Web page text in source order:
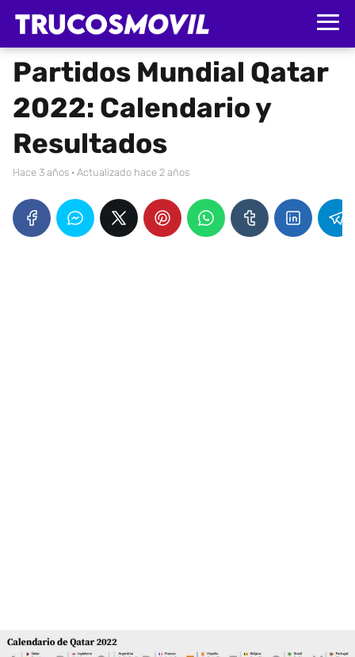
Partidos Mundial Qatar
2022: Calendario y
Resultados
hace 3 años · Actualizado hace 2 años